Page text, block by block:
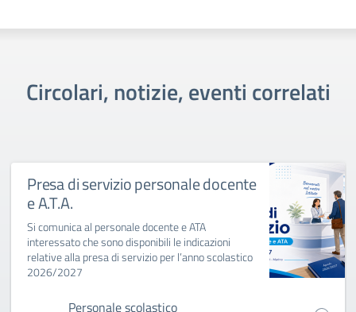
Circolari, notizie, eventi correlati
Presa di servizio personale docente
e A.T.A.
Si comunica al personale docente e ATA
interessato che sono disponibili le indicazioni
relative alla presa di servizio per l’anno scolastico
2026/2027
Personale scolastico